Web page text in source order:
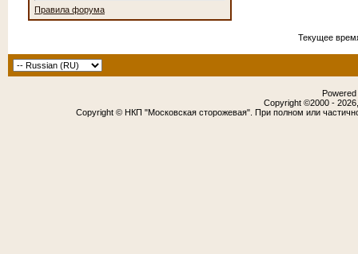
Правила форума
Текущее
Copyright ©2000 -
Copyright © НКП "Московская сторожевая". При полном или